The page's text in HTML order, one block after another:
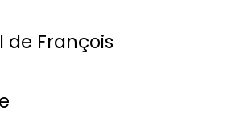
de François